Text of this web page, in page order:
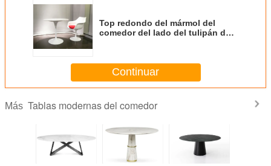
Top redondo del mármol del
comedor del lado del tulipán de
Continuar
Más Tablas modernas del comedor